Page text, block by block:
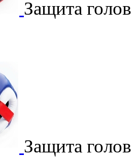
Защита
Защита